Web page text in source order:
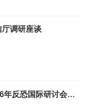
厅调研座谈
陈小江艾尔肯·吐尼亚孜会见出席2026年反恐国际研讨会中外嘉宾